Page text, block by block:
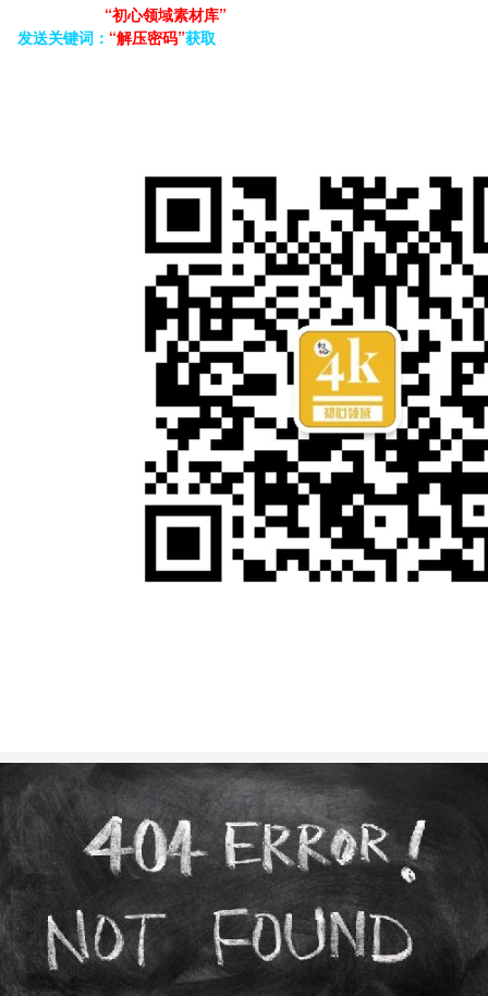
“初心领域素材库”
发送关键词： “解压密码”获取